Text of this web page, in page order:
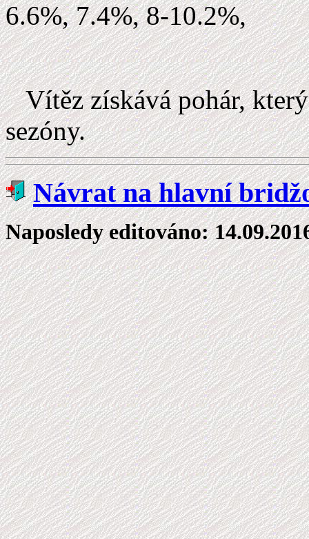
6.6%, 7.4%, 8-10.2%,
Vítěz získává pohár,
sezóny.
Návrat na hlavní
Naposledy editováno: